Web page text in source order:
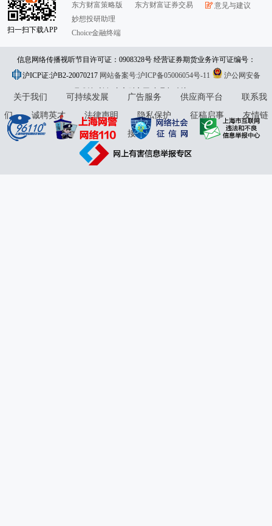
扫一扫下载APP
东方财富策略版
妙想投研助理
Choice金融终端
东方财富证券交易
意见与建议
信息网络传播视听节目许可证：0908328号 经营证券期货业务许可证编号：
913101046312860336 违法和不良信息举报:021-61278686 举报邮箱：
jubao@eastmoney.com
沪ICP证:沪B2-20070217 网站备案号:沪ICP备05006054号-11
沪公网安备
31010402000120号版权所有:东方财富网意见与建议:4000300059/952500
关于我们 可持续发展 广告服务 供应商平台
联系我
们
诚聘英才 法律声明 隐私保护 征稿启事
友情链
接